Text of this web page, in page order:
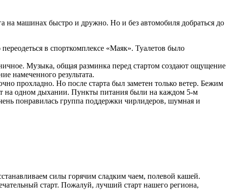
на машинах быстро и дружно. Но и без автомобиля добраться до
в спорткомплексе «Маяк». Туалетов было
Музыка, общая разминка перед стартом создают ощущение
намеченного результата.
прохладно. Но после старта был заметен только ветер. Бежим
на одном дыхании. Пункты питания были на каждом 5-м
понравилась группа поддержки чирлидеров, шумная и
силы горячим сладким чаем, полевой кашей.
старт. Пожалуй, лучший старт нашего региона,